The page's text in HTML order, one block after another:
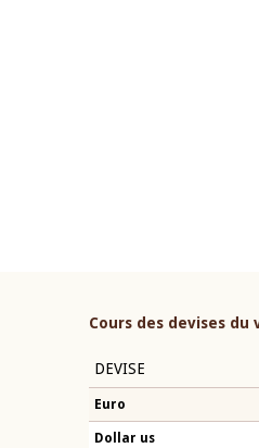
Cours des devises du
DEVISE
Euro
Dollar us